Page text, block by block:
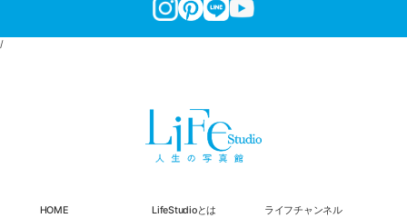
/
HOME LifeStudioとは ライフチャンネル